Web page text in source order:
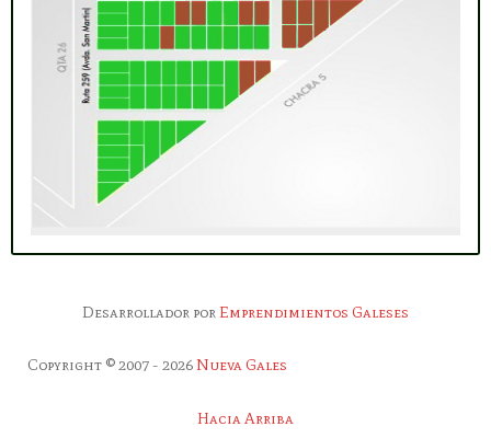
Desarrollador porEmprendimientos Galeses
Copyright © 2007 - 2026Nueva Gales
Hacia Arriba